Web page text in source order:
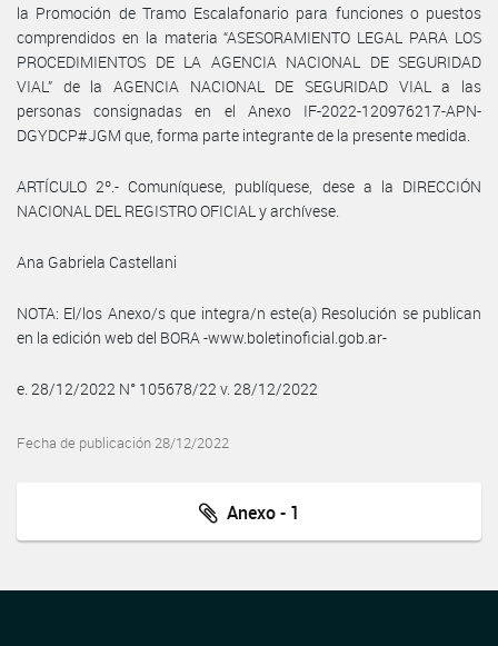
la Promoción de Tramo Escalafonario para funciones o puestos
comprendidos en la materia “ASESORAMIENTO LEGAL PARA LOS
PROCEDIMIENTOS DE LA AGENCIA NACIONAL DE SEGURIDAD
VIAL” de la AGENCIA NACIONAL DE SEGURIDAD VIAL a las
personas consignadas en el Anexo IF-2022-120976217-APN-
DGYDCP#JGM que, forma parte integrante de la presente medida.
ARTÍCULO 2º.- Comuníquese, publíquese, dese a la DIRECCIÓN
NACIONAL DEL REGISTRO OFICIAL y archívese.
Ana Gabriela Castellani
NOTA: El/los Anexo/s que integra/n este(a) Resolución se publican
en la edición web del BORA -www.boletinoficial.gob.ar-
e. 28/12/2022 N° 105678/22 v. 28/12/2022
Fecha de publicación 28/12/2022
Anexo - 1